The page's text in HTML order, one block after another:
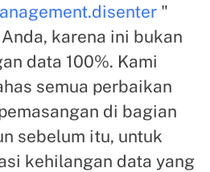
"
karena ini bukan
data 100%. Kami
semua perbaikan
di bagian
sebelum itu, untuk
kehilangan data yang